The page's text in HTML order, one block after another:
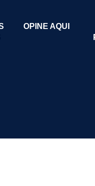
OPINE AQUI